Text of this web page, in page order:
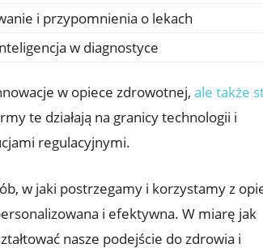
i przypomnienia o lekach
w diagnostyce
w opiece zdrowotnej, ale także
te działają na granicy technologii i
regulacyjnymi.
w jaki postrzegamy i korzystamy z
i efektywna. W miarę jak
nasze podejście do zdrowia i